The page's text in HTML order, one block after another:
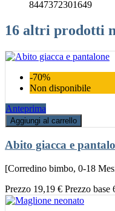
8447372301649
16 altri prodotti
-70%
Non disponibile
Anteprima
Aggiungi al carrello
Abito giacca e
[Corredino bimbo, 0-18
Prezzo 19,19 € Prezzo base